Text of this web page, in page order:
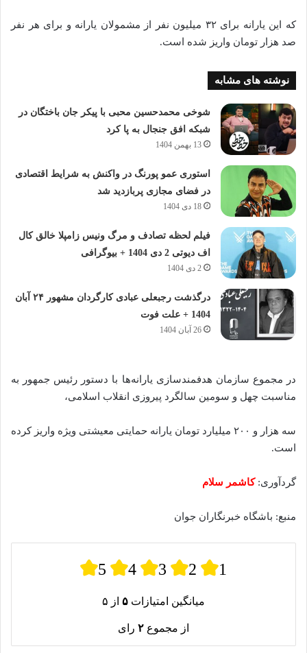
که این یارانه برای ۳۲ میلیون نفر از مشمولان یارانه و برای هر نفر
صد هزار تومان واریز شده است.
نوشته های مشابه
شوخی محمدحسین محبی با پیکر جان باختگان در
شبکه افق جنجال به پا کرد
13 بهمن 1404
استوری عمو پورنگ در واکنش به شرایط اقتصادی
در فضای مجازی پربازدید شد
18 دی 1404
فیلم لحظه تصادف و مرگ ونیس زامپلا خالق کال
اف دیوتی 2 دی 1404 + بیوگرافی
2 دی 1404
درگذشت رجبعلی عبادی کارگردان مشهور ۲۴ آبان
1404 + علت فوت
26 آبان 1404
در مجموع سازمان هدفمندسازی یارانه‌ها با دستور رئیس جمهور به
مناسبت چهل و سومین سالگرد پیروزی انقلاب اسلامی،
سه هزار و ۲۰۰ میلیارد تومان یارانه حمایتی معیشتی ویژه واریز کرده
است.
گردآوری:کاشمر سلام
منبع: باشگاه خبرنگاران جوان
5 4 3 2 1
میانگین امتیازات ۵ از ۵
از مجموع ۲ رای